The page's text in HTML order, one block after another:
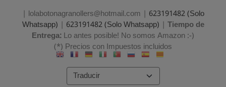
| lolabotonagranollers@hotmail.com | 623191482 (Solo
Whatsapp) | 623191482 (Solo Whatsapp) | Tiempo de
Entrega:Lo antes posible! No somos Amazon :-)
(*) Precios con Impuestos incluidos